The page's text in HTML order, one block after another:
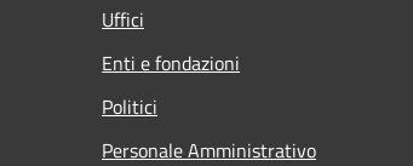
Uffici
Enti e fondazioni
Politici
Personale Amministrativo